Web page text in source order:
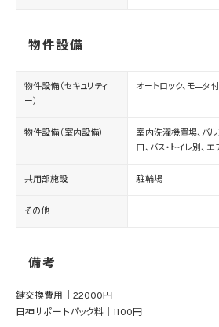
物件設備
物件設備（セキュリティ
ー）
オートロック、モニタ
物件設備（室内設備）
室内洗濯機置場、バル
口、バス・トイレ別、
共用部施設 駐輪場
その他
備考
鍵交換費用｜22000円
日神サポートパック料｜1100円